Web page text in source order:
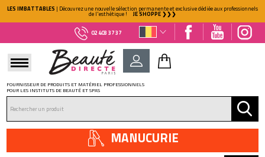
LES IMBATTABLES | Découvrez une nouvelle sélection permanente et exclusive dédiée aux professionnels
de l'esthétique ! JE SHOPPE ❯❯❯
02 403 37 37
FOURNISSEUR DE PRODUITS ET MATÉRIEL PROFESSIONNELS
POUR LES INSTITUTS DE BEAUTÉ ET SPAS
MANUCURIE